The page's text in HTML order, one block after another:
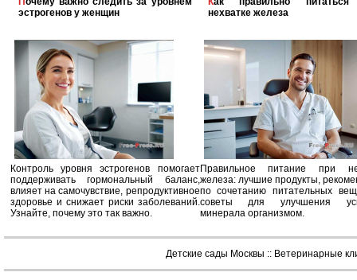
эстрогенов у женщин
Контроль уровня эстрогенов помогает
поддерживать гормональный баланс,
влияет на самочувствие, репродуктивное
здоровье и снижает риски заболеваний.
Узнайте, почему это так важно.
нехватке железа
Правильное питание при
железа: лучшие продукты,
по сочетанию питательных
советы для улучшения
минерала организмом.
Детские сады Москвы :: Ветеринарные